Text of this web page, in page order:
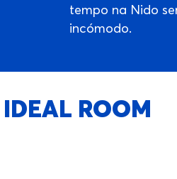
tempo na Nido
incómodo.
ROOM